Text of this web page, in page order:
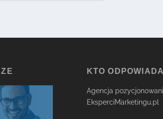
KTO
Agencja
EksperciMarketingu.pl